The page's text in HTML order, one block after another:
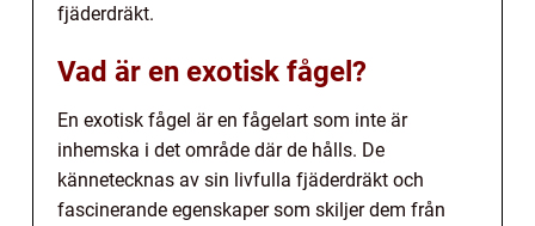
fjäderdräkt.
Vad är en exotisk fågel?
En exotisk fågel är en fågelart som inte är
inhemska i det område där de hålls. De
kännetecknas av sin livfulla fjäderdräkt och
fascinerande egenskaper som skiljer dem från